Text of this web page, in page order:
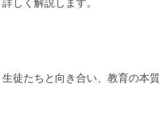
しく解説します。
徒たちと向き合い、教育の本